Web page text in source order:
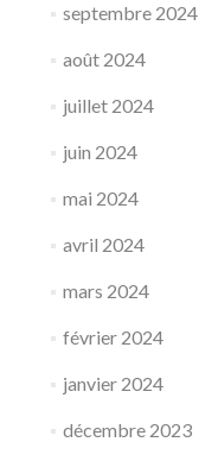
septembre 2024
août 2024
juillet 2024
juin 2024
mai 2024
avril 2024
mars 2024
février 2024
janvier 2024
décembre 2023